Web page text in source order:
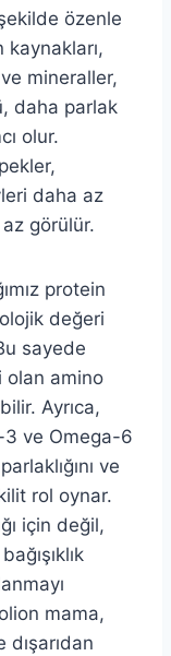
özenle
mineraller,
daha parlak
olur.
daha az
görülür.
protein
değeri
sayede
olan amino
Ayrıca,
3 ve Omega-6
ve
rol oynar.
için değil,
mama,